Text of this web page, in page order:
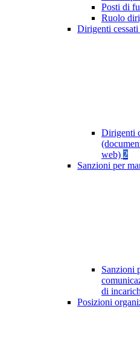
Posti di
Ruolo
Dirigenti cessati
Dirigenti
web) 2
Sanzioni per
Sanzioni
di
Posizioni